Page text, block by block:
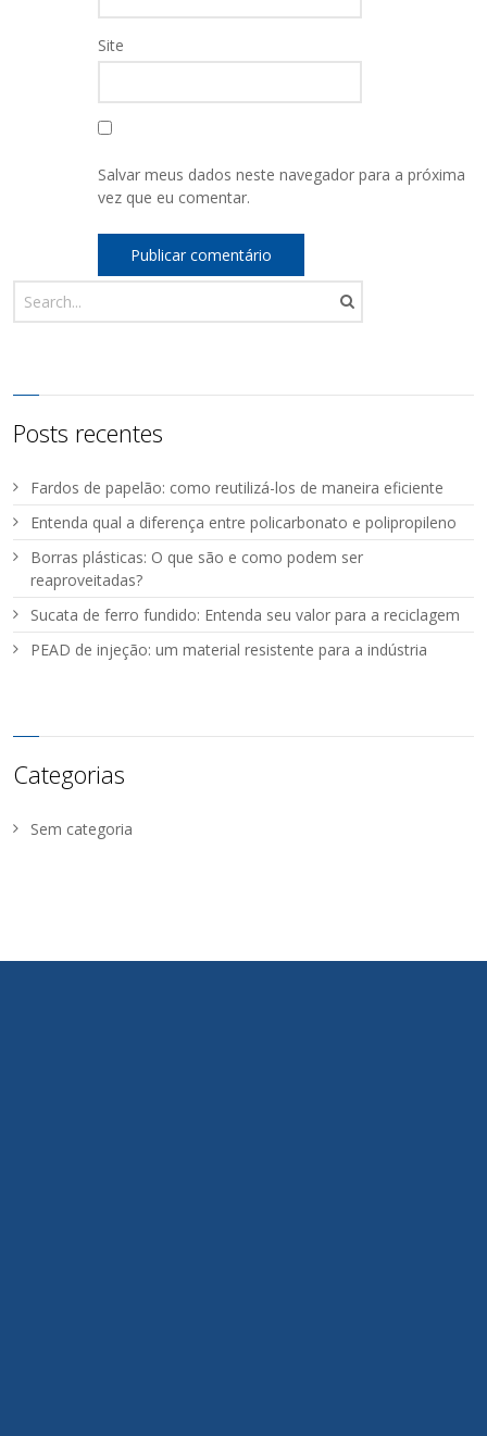
Site
Salvar meus dados neste navegador para a próxima
vez que eu comentar.
Posts recentes
Fardos de papelão: como reutilizá-los de maneira eficiente
Entenda qual a diferença entre policarbonato e polipropileno
Borras plásticas: O que são e como podem ser
reaproveitadas?
Sucata de ferro fundido: Entenda seu valor para a reciclagem
PEAD de injeção: um material resistente para a indústria
Categorias
Sem categoria